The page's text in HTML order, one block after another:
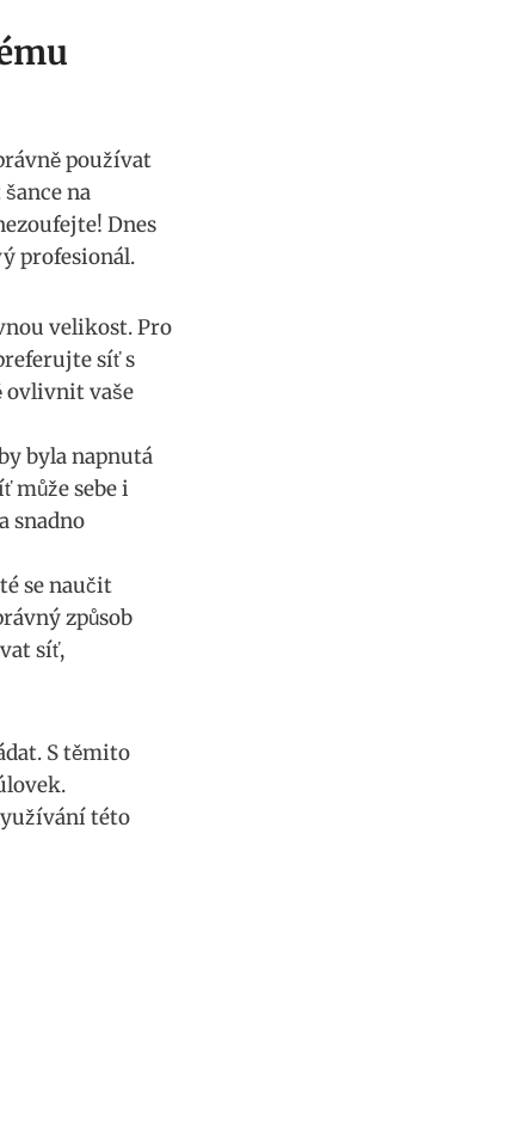
používat
na
Dnes
profesionál.
velikost. Pro⁢
síť s
ovlivnit vaše
byla napnutá
může sebe i
snadno
se naučit
způsob
síť,
S těmito
této